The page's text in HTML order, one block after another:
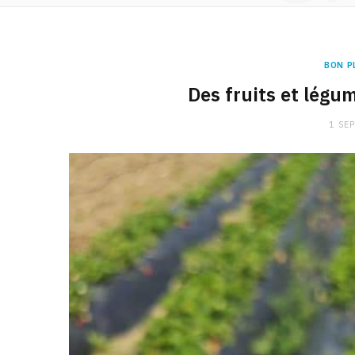
BON
Des fruits et
1